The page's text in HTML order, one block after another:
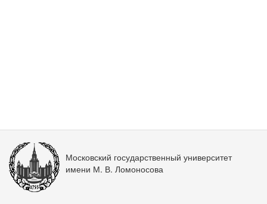
Московский государственный университет
имени М. В. Ломоносова